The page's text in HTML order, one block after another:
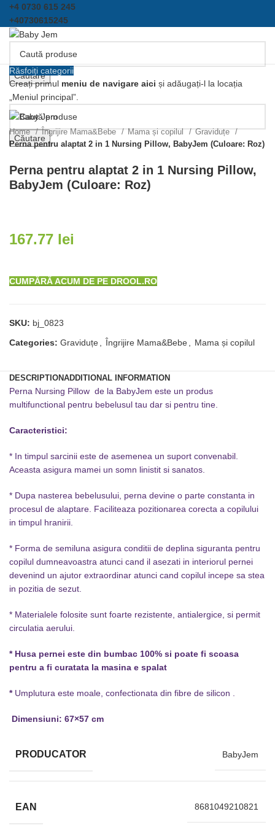
+4 0730 615 245
+40730615245
Căutare
Răsfoiți categorii
Creați primul meniu de navigare aici și adăugați-l la locația
„Meniul principal”.
Căutare
Click pentru a mari
Home Îngrijire Mama&Bebe Mama și copilul
Graviduțe
Perna pentru alaptat 2 in 1 Nursing Pillow, BabyJem (Culoare: Roz)
Perna pentru alaptat 2 in 1 Nursing Pillow,
BabyJem (Culoare: Roz)
167.77 lei
CUMPĂRĂ ACUM DE PE DROOL.RO
SKU: bj_0823
Categories: Graviduțe, Îngrijire Mama&Bebe, Mama și copilul
DESCRIPTIONADDITIONAL INFORMATION
Perna Nursing Pillow de la BabyJem este un produs
multifunctional pentru bebelusul tau dar si pentru tine.
Caracteristici:
* In timpul sarcinii este de asemenea un suport convenabil.
Aceasta asigura mamei un somn linistit si sanatos.
* Dupa nasterea bebelusului, perna devine o parte constanta in
procesul de alaptare. Faciliteaza pozitionarea corecta a copilului
in timpul hranirii.
* Forma de semiluna asigura conditii de deplina siguranta pentru
copilul dumneavoastra atunci cand il asezati in interiorul pernei
devenind un ajutor extraordinar atunci cand copilul incepe sa stea
in pozitia de sezut.
* Materialele folosite sunt foarte rezistente, antialergice, si permit
circulatia aerului.
* Husa pernei este din bumbac 100% si poate fi scoasa
pentru a fi curatata la masina e spalat
*Umplutura este moale, confectionata din fibre de silicon .
Dimensiuni: 67×57 cm
PRODUCATOR BabyJem
EAN 8681049210821